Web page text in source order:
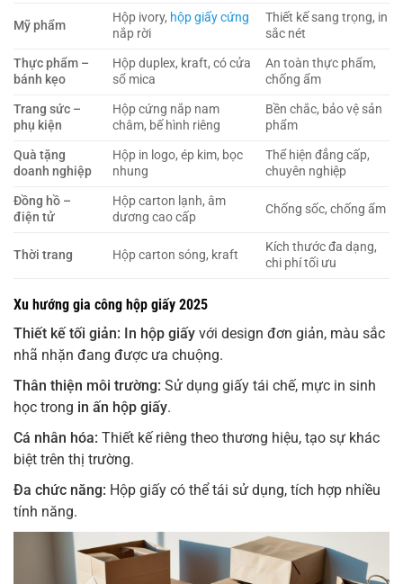
Mỹ phẩm
Hộp ivory, hộp giấy cứng
nắp rời
Thiết kế sang trọng, in
sắc nét
Thực phẩm –
bánh kẹo
Hộp duplex, kraft, có cửa
sổ mica
An toàn thực phẩm,
chống ẩm
Trang sức –
phụ kiện
Hộp cứng nắp nam
châm, bế hình riêng
Bền chắc, bảo vệ sản
phẩm
Quà tặng
doanh nghiệp
Hộp in logo, ép kim, bọc
nhung
Thể hiện đẳng cấp,
chuyên nghiệp
Đồng hồ –
điện tử
Hộp carton lạnh, âm
dương cao cấp
Chống sốc, chống ẩm
Thời trang Hộp carton sóng, kraft
Kích thước đa dạng,
chi phí tối ưu
Xu hướng gia công hộp giấy 2025
Thiết kế tối giản: In hộp giấy với design đơn giản, màu sắc
nhã nhặn đang được ưa chuộng.
Thân thiện môi trường: Sử dụng giấy tái chế, mực in sinh
học trong in ấn hộp giấy.
Cá nhân hóa: Thiết kế riêng theo thương hiệu, tạo sự khác
biệt trên thị trường.
Đa chức năng: Hộp giấy có thể tái sử dụng, tích hợp nhiều
tính năng.